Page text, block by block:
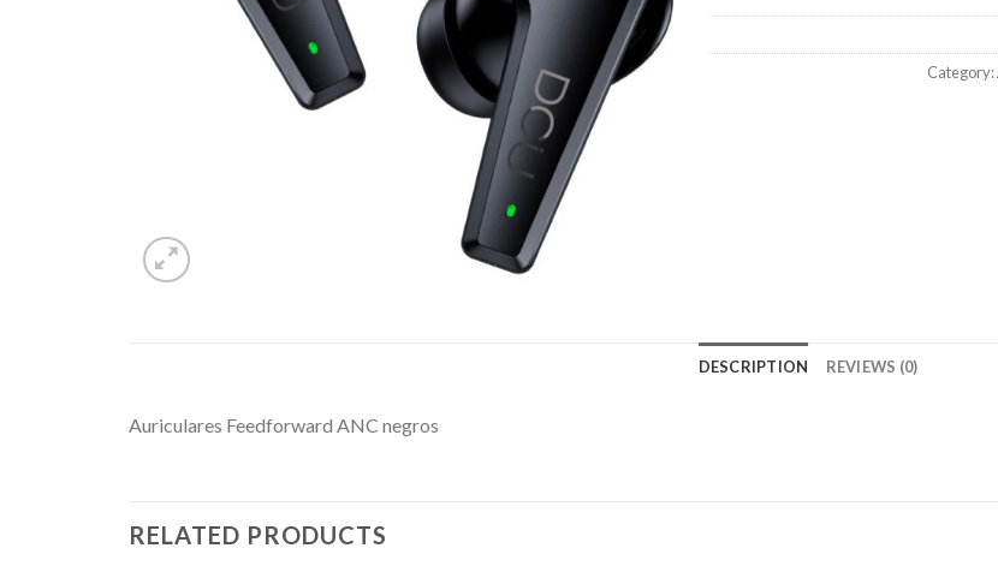
Category:
DESCRIPTION REVIEWS (0)
Auriculares Feedforward ANC negros
RELATED PRODUCTS